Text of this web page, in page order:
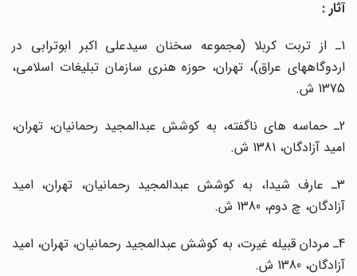
آثار :
1ـ از تربت کربلا (مجموعه سخنان سیدعلی اکبر ابوترابی در
اردوگاههای عراق)، تهران، حوزه هنری سازمان تبلیغات اسلامی،
1375 ش.
2ـ حماسه های ناگفته، به کوشش عبدالمجید رحمانیان، تهران،
امید آزادگان، 1381 ش.
3ـ عارف شیدا، به کوشش عبدالمجید رحمانیان، تهران، امید
آزادگان، چ دوم، 1380 ش.
4ـ مردان قبیله غیرت، به کوشش عبدالمجید رحمانیان، تهران، امید
آزادگان، 1380 ش.